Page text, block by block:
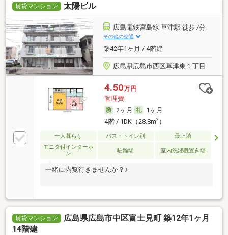
賃貸マンション 太陽ビル
広島電鉄宮島線 草津駅 徒歩7分
その他の交通
築42年1ヶ月 / 4階建
広島県広島市西区草津東１丁目
4.50万円
管理費-
2ヶ月
1ヶ月
4階 / 1DK（28.8m2）
一人暮らし バス・トイレ別
最上階
モニタ付インターホ
ン
駐輪場 室内洗濯機置き場
一緒に内覧行きませんか？♪
賃貸マンション
広島県広島市中区富士見町 築12年1ヶ月
14階建